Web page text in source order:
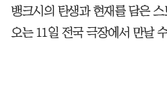
뱅크시의 탄생과 현재를 담은
오는 11일 전국 극장에서 만날